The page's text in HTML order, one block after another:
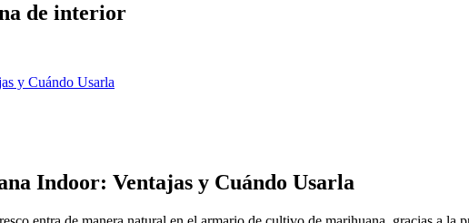
de interior
y Cuándo Usarla
Indoor: Ventajas y Cuándo Usarla